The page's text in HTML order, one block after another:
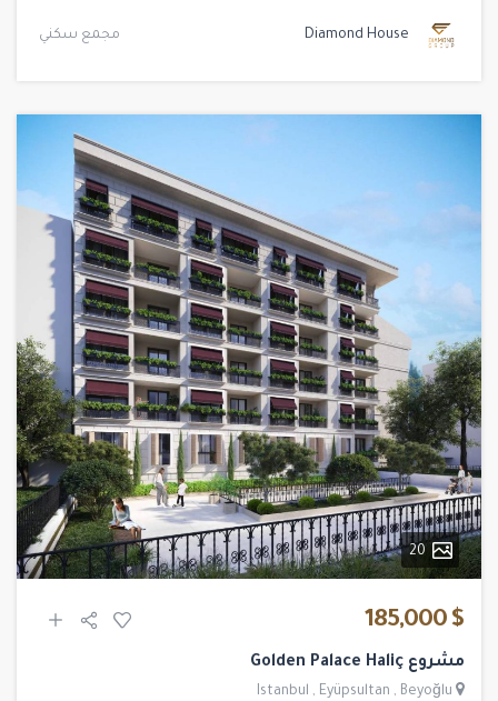
Diamond House مجمع سكني
20
$ 185,000
مشروع Golden Palace Haliç
Istanbul , Eyüpsultan , Beyoğlu